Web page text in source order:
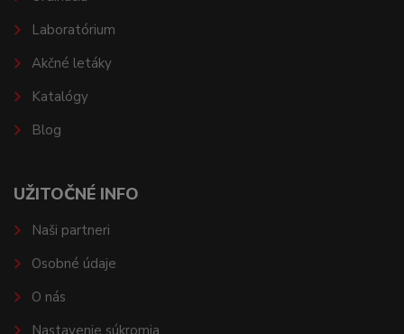
Laboratórium
Akčné letáky
Katalógy
Blog
UŽITOČNÉ INFO
Naši partneri
Osobné údaje
O nás